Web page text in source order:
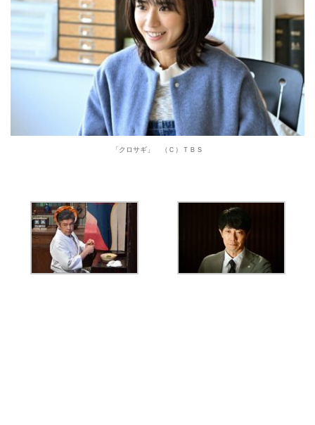
「クロサギ」 （Ｃ）ＴＢＳ